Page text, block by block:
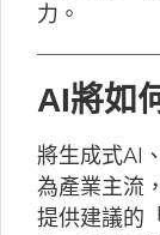
力。
AI將如
將生成式AI
為產業主流
提供建議的